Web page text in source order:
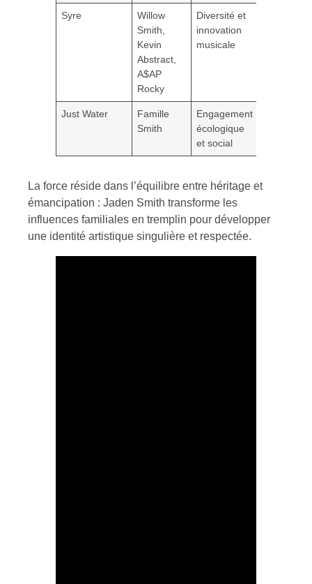
Syre
Willow
Smith,
Kevin
Abstract,
A$AP
Rocky
Diversité et
innovation
musicale
Just Water
Famille
Smith
Engagement
écologique
et social
La force réside dans l’équilibre entre héritage et
émancipation : Jaden Smith transforme les
influences familiales en tremplin pour développer
une identité artistique singulière et respectée.